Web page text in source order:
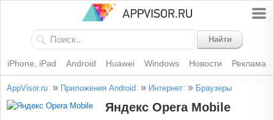
Найти
iPhone, iPad Android Huawei Windows Новости Реклама
AppVisor.ru » Приложения Android » Интернет » Браузеры
Яндекс Opera Mobile